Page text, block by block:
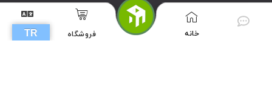
خانه فروشگاه G
TR